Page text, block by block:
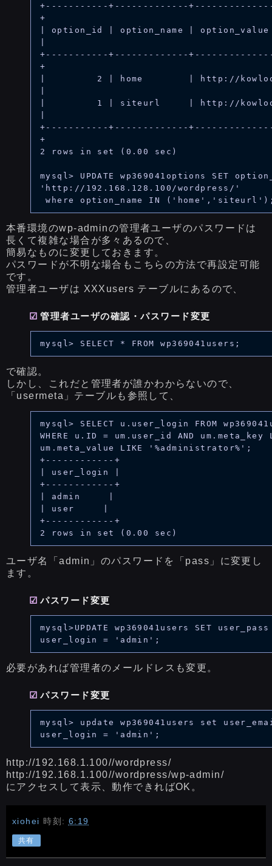
+-----------+-------------
+
| option_id | option_name |
+-----------+-------------
+
|         2 | home        | http://
|         1 | siteurl     | http://
+-----------+-------------
+
2 rows in set (0.00 sec)
mysql> UPDATE wp369041options SET
'http://192.168.128.100/wordpress/'
本番環境のwp-adminの管理者ユーザのパスワードは
長くて複雑な場合が多々あるので、
簡易なものに変更しておきます。
パスワードが不明な場合もこちらの方法で再設定可能
です。
管理者ユーザは XXXusers テーブルにあるので、
管理者ユーザの確認・パスワード変更
で確認。
しかし、これだと管理者が誰かわからないので、
「usermeta」テーブルも参照して、
mysql> SELECT u.user_login FROM
WHERE u.ID = um.user_id AND
um.meta_value LIKE '%administrator%';
+------------+
| user_login |
+------------+
| admin     |
| user     |
+------------+
ユーザ名「admin」のパスワードを「pass」に変更し
ます。
パスワード変更
mysql>UPDATE wp369041users SET
必要があれば管理者のメールドレスも変更。
パスワード変更
mysql> update wp369041users set
http://192.168.1.100//wordpress/
http://192.168.1.100//wordpress/wp-admin/
にアクセスして表示、動作できればOK。
xiohei 時刻: 6:19
共有